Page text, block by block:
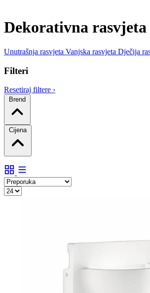
Dekorativna rasvjeta
Unutrašnja rasvjeta Vanjska rasvjeta Dječija
Filteri
Resetiraj filtere ›
Brend
Cijena